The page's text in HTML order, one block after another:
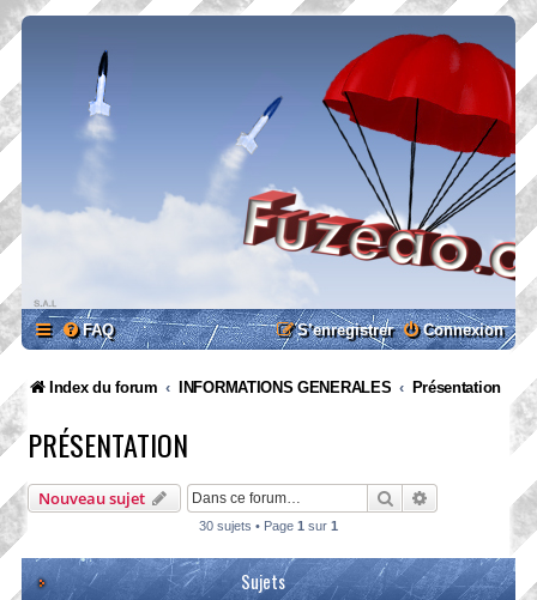
FAQ Connexion
S’enregistrer
Index du forum INFORMATIONS GENERALES Présentation
PRÉSENTATION
Nouveau sujet RechercherRecherche
30 sujets • Page 1 sur 1
Sujets